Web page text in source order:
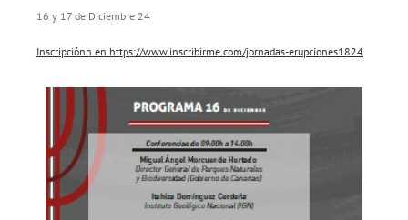
16 y 17 de Diciembre 24
Inscripciónn en https://www.inscribirme.com/jornadas-erupciones1824